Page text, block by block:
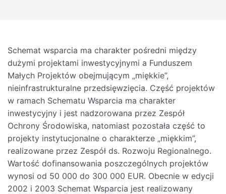
Schemat wsparcia ma charakter pośredni między
dużymi projektami inwestycyjnymi a Funduszem
Małych Projektów obejmującym „miękkie”,
nieinfrastrukturalne przedsięwzięcia. Część projektów
w ramach Schematu Wsparcia ma charakter
inwestycyjny i jest nadzorowana przez Zespół
Ochrony Środowiska, natomiast pozostała część to
projekty instytucjonalne o charakterze „miękkim”,
realizowane przez Zespół ds. Rozwoju Regionalnego.
Wartość dofinansowania poszczególnych projektów
wynosi od 50 000 do 300 000 EUR. Obecnie w edycji
2002 i 2003 Schemat Wsparcia jest realizowany